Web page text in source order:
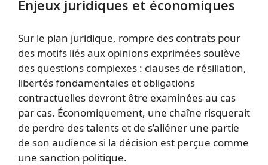
Enjeux juridiques et économiques
Sur le plan juridique, rompre des contrats pour
des motifs liés aux opinions exprimées soulève
des questions complexes : clauses de résiliation,
libertés fondamentales et obligations
contractuelles devront être examinées au cas
par cas. Économiquement, une chaîne risquerait
de perdre des talents et de s’aliéner une partie
de son audience si la décision est perçue comme
une sanction politique.